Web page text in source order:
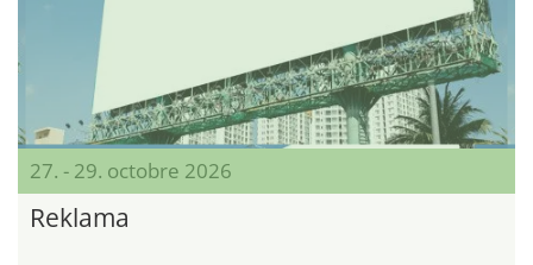
27. - 29. octobre 2026
Reklama